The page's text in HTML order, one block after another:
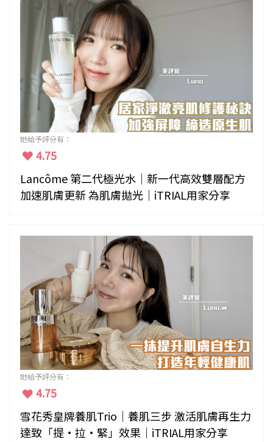
她給予評分有：
4.75
Lancôme 第二代極光水｜新一代高效雙層配方
加速肌膚更新 為肌膚拋光｜iTRIAL用家分享
她給予評分有：
4.75
雪花秀皇牌養肌Trio｜養肌三步 激活肌膚再生力
達致「提·拉·緊」效果｜iTRIAL用家分享